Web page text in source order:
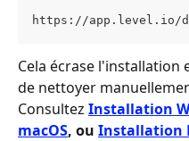
https://app.level.io/
Cela écrase l'installation
de nettoyer
Consultez Installation
macOS, ou Installation